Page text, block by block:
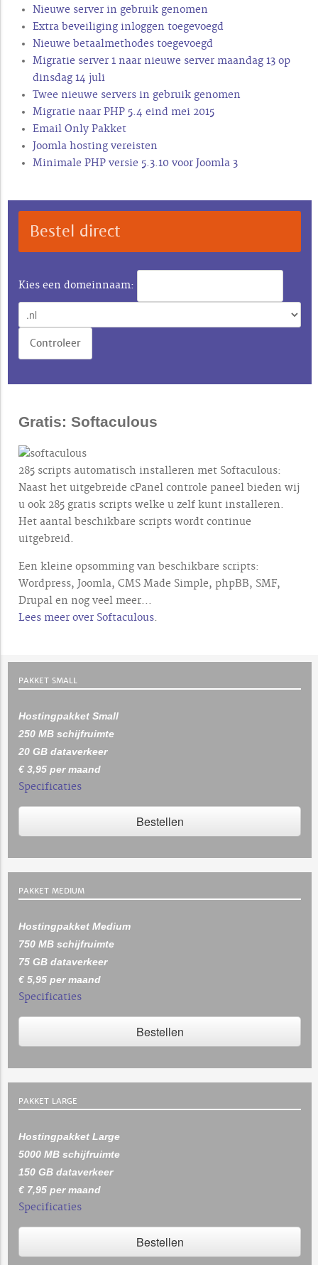
Nieuwe server in gebruik genomen
Extra beveiliging inloggen toegevoegd
Nieuwe betaalmethodes toegevoegd
Migratie server 1 naar nieuwe server maandag 13 op
dinsdag 14 juli
Twee nieuwe servers in gebruik genomen
Migratie naar PHP 5.4 eind mei 2015
Email Only Pakket
Joomla hosting vereisten
Minimale PHP versie 5.3.10 voor Joomla 3
Bestel direct
Kies een domeinnaam:
Gratis: Softaculous
285 scripts automatisch installeren met Softaculous:
Naast het uitgebreide cPanel controle paneel bieden wij
u ook 285 gratis scripts welke u zelf kunt installeren.
Het aantal beschikbare scripts wordt continue
uitgebreid.
Een kleine opsomming van beschikbare scripts:
Wordpress, Joomla, CMS Made Simple, phpBB, SMF,
Drupal en nog veel meer...
Lees meer over Softaculous.
PAKKET SMALL
Hostingpakket Small
250 MB schijfruimte
20 GB dataverkeer
€ 3,95 per maand
Specificaties
Bestellen
PAKKET MEDIUM
Hostingpakket Medium
750 MB schijfruimte
75 GB dataverkeer
€ 5,95 per maand
Specificaties
Bestellen
PAKKET LARGE
Hostingpakket Large
5000 MB schijfruimte
150 GB dataverkeer
€ 7,95 per maand
Specificaties
Bestellen